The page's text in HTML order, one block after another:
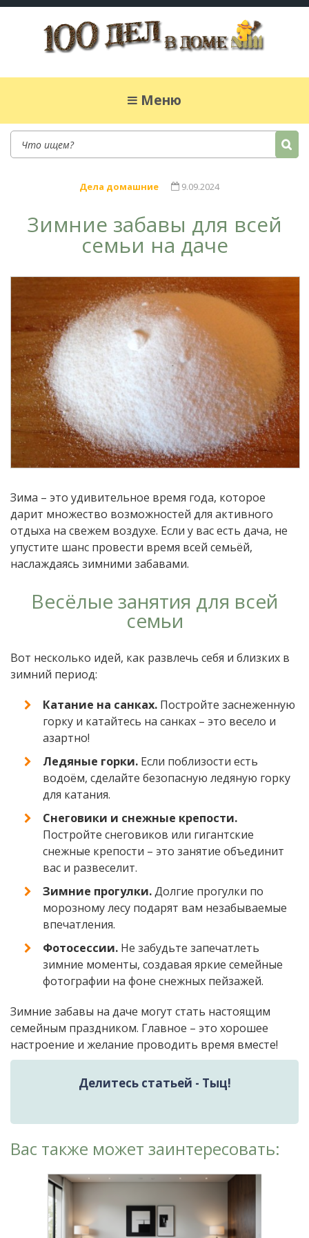
простые рецепты.Меню
Дела домашние 9.09.2024
Зимние забавы для всей
семьи на даче
Зима – это удивительное время года, которое
дарит множество возможностей для активного
отдыха на свежем воздухе. Если у вас есть дача, не
упустите шанс провести время всей семьёй,
наслаждаясь зимними забавами.
Весёлые занятия для всей
семьи
Вот несколько идей, как развлечь себя и близких в
зимний период:
Катание на санках. Постройте заснеженную
горку и катайтесь на санках – это весело и
азартно!
Ледяные горки. Если поблизости есть
водоём, сделайте безопасную ледяную горку
для катания.
Снеговики и снежные крепости.
Постройте снеговиков или гигантские
снежные крепости – это занятие объединит
вас и развеселит.
Зимние прогулки.Долгие прогулки по
морозному лесу подарят вам незабываемые
впечатления.
Фотосессии. Не забудьте запечатлеть
зимние моменты, создавая яркие семейные
фотографии на фоне снежных пейзажей.
Зимние забавы на даче могут стать настоящим
семейным праздником. Главное – это хорошее
настроение и желание проводить время вместе!
Делитесь статьей - Тыц!
Вас также может заинтересовать: